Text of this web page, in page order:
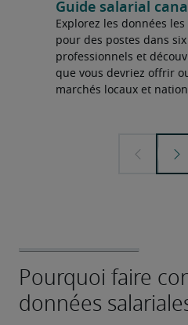
Guide salarial
Explorez les données
pour des postes dans
professionnels et
que vous devriez offrir
marchés locaux et